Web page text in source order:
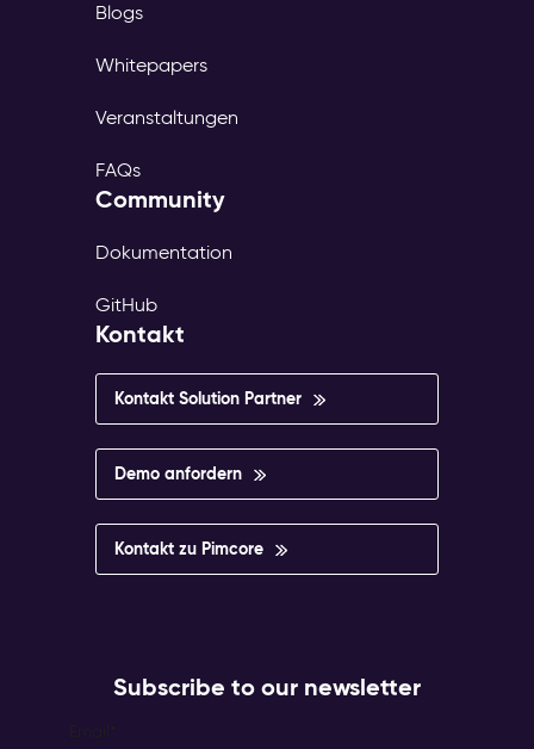
Blogs
Whitepapers
Veranstaltungen
FAQs
Community
Dokumentation
GitHub
Kontakt
Kontakt Solution Partner
Demo anfordern
Kontakt zu Pimcore
Subscribe to our newsletter